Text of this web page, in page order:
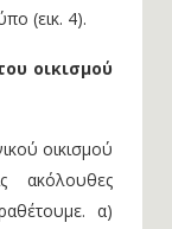
(εικ. 4).
οικισμού
οικισμού
ακόλουθες
α)